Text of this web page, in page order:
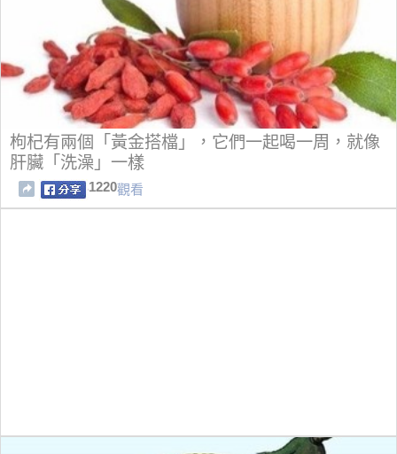
枸杞有兩個「黃金搭檔」，它們一起喝一周，就像
肝臟「洗澡」一樣
1220觀看